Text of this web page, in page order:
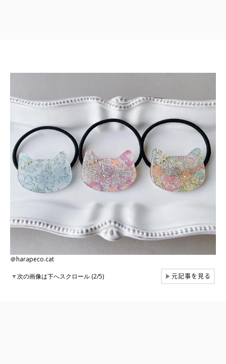
＠harapeco.cat
▼次の画像は下へスクロール (2/5) ▶元記事を見る